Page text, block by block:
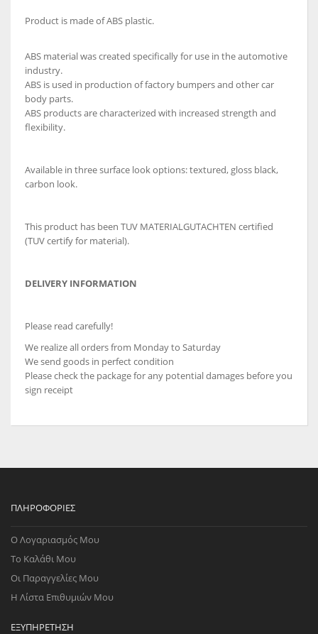
Product is made of ABS plastic.
ABS material was created specifically for use in the automotive
industry.
ABS is used in production of factory bumpers and other car
body parts.
ABS products are characterized with increased strength and
flexibility.
Available in three surface look options: textured, gloss black,
carbon look.
This product has been TUV MATERIALGUTACHTEN certified
(TUV certify for material).
DELIVERY INFORMATION
Please read carefully!
We realize all orders from Monday to Saturday
We send goods in perfect condition
Please check the package for any potential damages before you
sign receipt
ΠΛΗΡΟΦΟΡΊΕΣ
Ο Λογαριασμός Μου
Το Καλάθι Μου
Οι Παραγγελίες Μου
Η Λίστα Επιθυμιών Μου
ΕΞΥΠΗΡΈΤΗΣΗ